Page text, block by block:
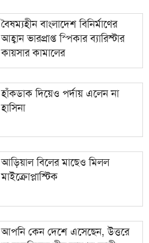
বৈষম্যহীন বাংলাদেশ বিনির্মাণের
আহ্বান ভারপ্রাপ্ত স্পিকার ব্যারিস্টার
কায়সার কামালের
হাঁকডাক দিয়েও পর্দায় এলেন না
হাসিনা
আড়িয়াল বিলের মাছেও মিলল
মাইক্রোপ্লাস্টিক
আপনি কেন দেশে এসেছেন, উত্তরে